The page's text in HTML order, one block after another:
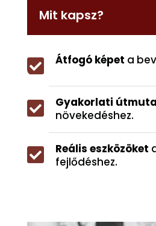
Mit kapsz?
 Átfogó képet a
 Gyakorlati
növekedéshez.
 Reális eszközöket
fejlődéshez.